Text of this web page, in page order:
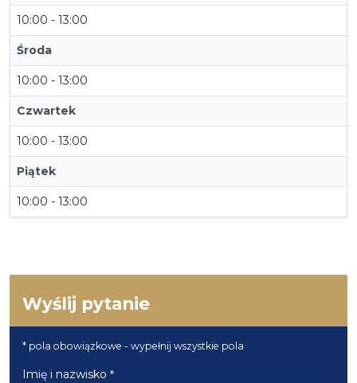
10:00 - 13:00
Środa
10:00 - 13:00
Czwartek
10:00 - 13:00
Piątek
10:00 - 13:00
Wyślij pytanie
* pola obowiązkowe - wypełnij wszystkie pola
Imię i nazwisko *